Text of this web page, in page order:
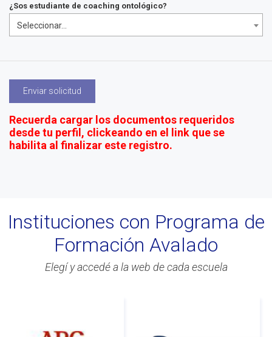
¿Sos estudiante de coaching ontológico?
Seleccionar...
Enviar solicitud
Recuerda cargar los documentos requeridos
desde tu perfil, clickeando en el link que se
habilita al finalizar este registro.
Instituciones con Programa de
Formación Avalado
Elegí y accedé a la web de cada escuela